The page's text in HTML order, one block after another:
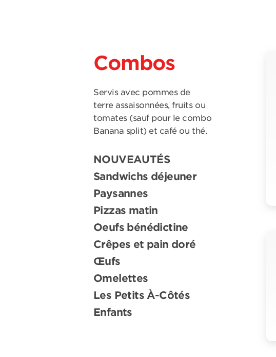
Combos
Servis avec pommes de
terre assaisonnées, fruits ou
tomates (sauf pour le combo
Banana split) et café ou thé.
NOUVEAUTÉS
Sandwichs déjeuner
Paysannes
Pizzas matin
Oeufs bénédictine
Crêpes et pain doré
Œufs
Omelettes
Les Petits À-Côtés
Enfants